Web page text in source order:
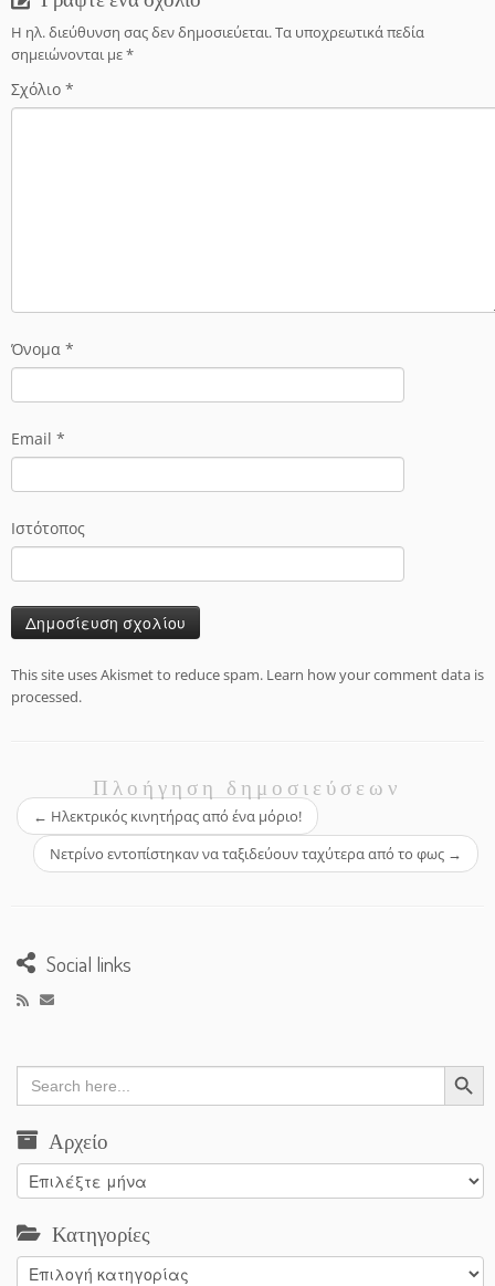
Η ηλ. διεύθυνση σας δεν δημοσιεύεται.Τα υποχρεωτικά πεδία
σημειώνονται με*
Σχόλιο *
Όνομα *
Email *
Ιστότοπος
This site uses Akismet to reduce spam. Learn how your comment data is
processed.
Πλοήγηση δημοσιεύσεων
← Ηλεκτρικός κινητήρας από ένα μόριο!
Νετρίνο εντοπίστηκαν να ταξιδεύουν ταχύτερα από το φως →
Social links
Search
for:
Search Button
Αρχείο
Αρχείο
Κατηγορίες
Κατηγορίες